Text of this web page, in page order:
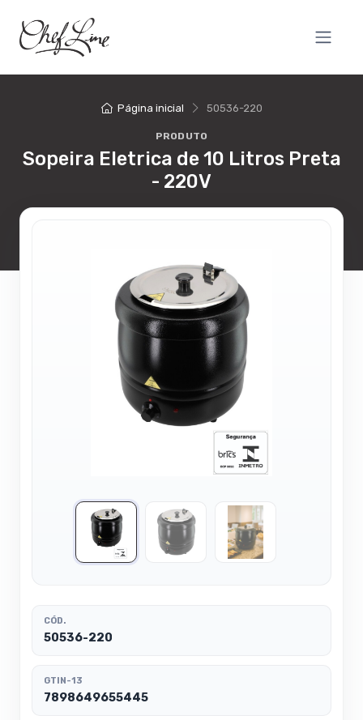
Página inicial 50536-220
PRODUTO
Sopeira Eletrica de 10 Litros Preta
- 220V
CÓD.
50536-220
GTIN-13
7898649655445